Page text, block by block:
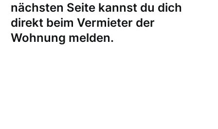
nächsten Seite kannst du dich
direkt beim Vermieter der
Wohnung melden.